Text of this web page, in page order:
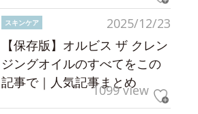
2025/12/23
スキンケア
【保存版】オルビス ザ クレン
ジングオイルのすべてをこの
記事で｜人気記事まとめ
1099 view